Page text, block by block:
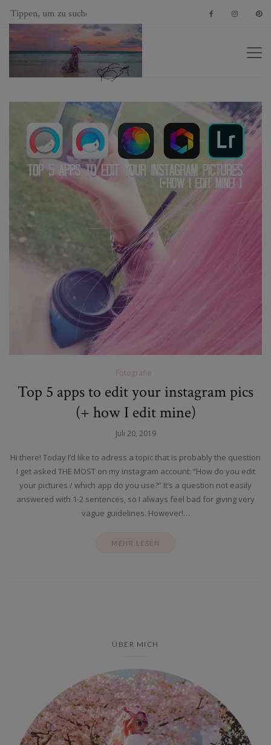
Fotografie
Top 5 apps to edit your instagram pics
(+ how I edit mine)
Juli 20, 2019
Hi there! Today I’d like to adress a topic that is probably the question
I get asked THE MOST on my instagram account: “How do you edit
your pictures / which app do you use?” It’s a question not easily
answered with 1-2 sentences, so I always feel bad for giving very
vague guidelines. However!…
MEHR LESEN
ÜBER MICH